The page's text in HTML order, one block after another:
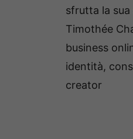
sfrutta la sua
Timothée
business
identità,
creator